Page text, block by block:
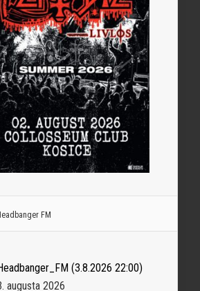
FM
(3.8.2026 22:00)
augusta 2026